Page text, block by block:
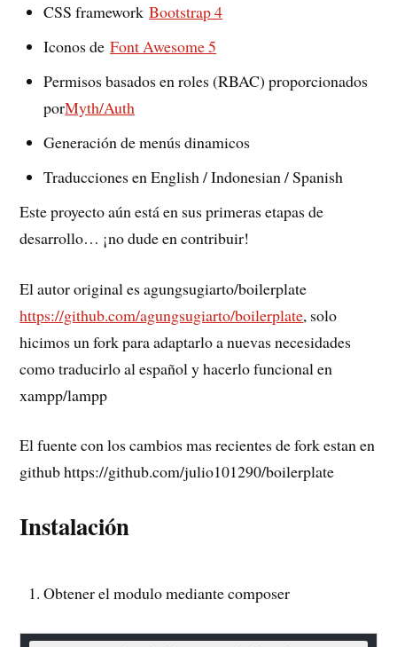
CSS frameworkBootstrap 4
Iconos deFont Awesome 5
Permisos basados en roles (RBAC) proporcionados
porMyth/Auth
Generación de menús dinamicos
Traducciones en English / Indonesian / Spanish
Este proyecto aún está en sus primeras etapas de
desarrollo… ¡no dude en contribuir!
El autor original es agungsugiarto/boilerplate
https://github.com/agungsugiarto/boilerplate, solo
hicimos un fork para adaptarlo a nuevas necesidades
como traducirlo al español y hacerlo funcional en
xampp/lampp
El fuente con los cambios mas recientes de fork estan en
github https://github.com/julio101290/boilerplate
Instalación
Obtener el modulo mediante composer